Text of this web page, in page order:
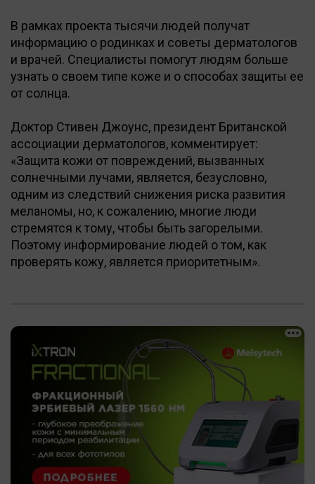
В рамках проекта тысячи людей получат
информацию о родинках и советы дерматологов
и врачей. Специалисты помогут людям больше
узнать о своем типе коже и о способах защиты ее
от солнца.
Доктор Стивен Джоунс, президент Британской
ассоциации дерматологов, комментирует:
«Защита кожи от повреждений, вызванных
солнечными лучами, является, безусловно,
одним из следствий снижения риска развития
меланомы, но, к сожалению, многие люди
стремятся к тому, чтобы быть загорелыми.
Поэтому информирование людей о том, как
проверять кожу, является приоритетным».